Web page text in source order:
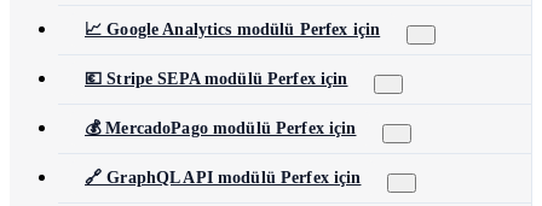
📈 Google Analytics modülü Perfex için
💶 Stripe SEPA modülü Perfex için
💰 MercadoPago modülü Perfex için
🔗 GraphQL API modülü Perfex için